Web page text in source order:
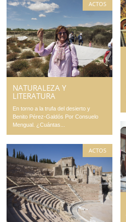
ACTOS
NATURALEZA Y
LITERATURA
En torno a la trufa del desierto y
Benito Pérez-Galdós Por Consuelo
Mengual. ¿Cuántas...
ACTOS